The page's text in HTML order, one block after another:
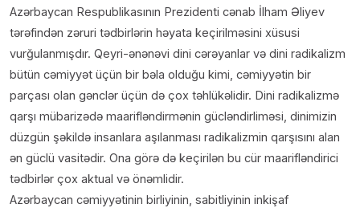
Azərbaycan Respublikasının Prezidenti cənab İlham Əliyev
tərəfindən zəruri tədbirlərin həyata keçirilməsini xüsusi
vurğulanmışdır. Qeyri-ənənəvi dini cərəyanlar və dini radikalizm
bütün cəmiyyət üçün bir bəla olduğu kimi, cəmiyyətin bir
parçası olan gənclər üçün də çox təhlükəlidir. Dini radikalizmə
qarşı mübarizədə maarifləndirmənin gücləndirliməsi, dinimizin
düzgün şəkildə insanlara aşılanması radikalizmin qarşısını alan
ən güclü vasitədir. Ona görə də keçirilən bu cür maarifləndirici
tədbirlər çox aktual və önəmlidir.
Azərbaycan cəmiyyətinin birliyinin, sabitliyinin inkişaf